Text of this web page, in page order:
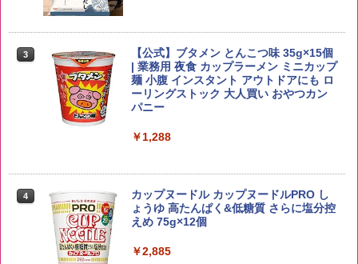
3
by Amazon あきたこまちブレンド 無洗
米 5kg
￥3,396
4
新潟ケンベイ【精米】新潟県産にじのき
らめき 5kg 令和7年産
￥5,809
角ハイボール 350ml×24本 サントリー ウ
イスキー ハイボール 缶
4
トリスウイスキー 4000ml サントリー 大
容量 4リットル
3
【公式】ブタメン とんこつ味 35g×15個
| 業務用 夜食 カップラーメン ミニカップ
麺 小腹 インスタント アウトドアにも ロ
ーリングストック 大人買い おやつカン
パニー
￥1,288
4
カップヌードル カップヌードルPRO し
ょうゆ 高たんぱく&低糖質 さらに塩分控
えめ 75g×12個
￥2,885